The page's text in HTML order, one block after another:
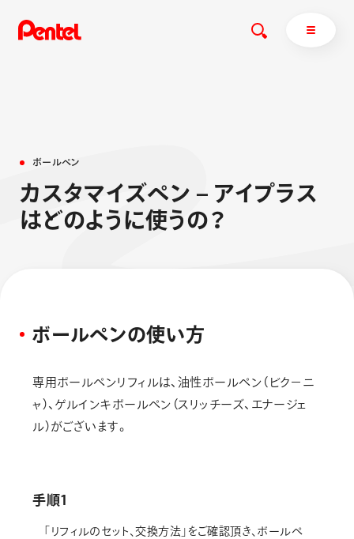
サインペン
商品を探すトップ
ボールペン
ペン
ブラッシュ（筆）
その他
ぺんてるについて
運営会社
ボー ルペン
カ スタマイ ズペン – アイプラ ス
はどのよう に使うの？
ボールペンの使い方
専用ボールペンリフィルは、油性ボールペン（ビク－ニ
ャ）、ゲルインキボールペン（スリッチーズ、エナージェ
ル）がございます。
手順1
｢リフィルのセット､交換方法｣をご確認頂き､ボールペ